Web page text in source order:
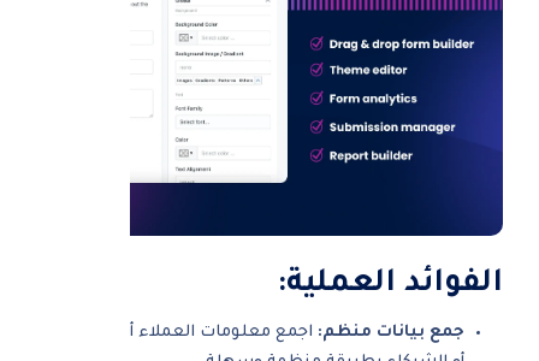
الفوائد العملية:
جمع بيانات منظم: اجمع معلومات العملاء أو الموظفين